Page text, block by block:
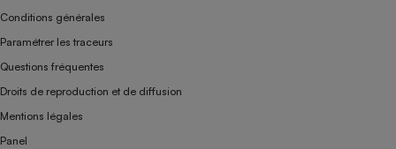
Conditions générales
Paramétrer les traceurs
Questions fréquentes
Droits de reproduction et de diffusion
Mentions légales
Panel